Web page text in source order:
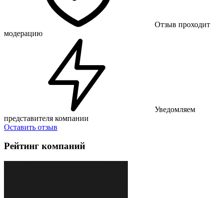
Отзыв проходит
модерацию
Уведомляем
представителя компании
Оставить отзыв
Рейтинг компаний